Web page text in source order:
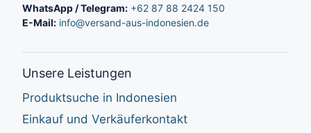
WhatsApp / Telegram: +62 87 88 2424 150
E-Mail: info@versand-aus-indonesien.de
Unsere Leistungen
Produktsuche in Indonesien
Einkauf und Verkäuferkontakt